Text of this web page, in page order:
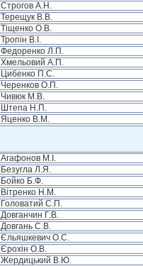
Строгов А.Н.
Терещук В.В.
Тіщенко О.В.
Тропін В.І.
Федоренко Л.П.
Хмельовий А.П.
Цибенко П.С.
Черенков О.П.
Чивюк М.В.
Штепа Н.П.
Яценко В.М.
Агафонов М.І.
Безугла Л.Я.
Бойко Б.Ф.
Вітренко Н.М.
Головатий С.П.
Довганчин Г.В.
Довгань С.В.
Єльяшкевич О.С.
Єрохін О.В.
Жердицький В.Ю.